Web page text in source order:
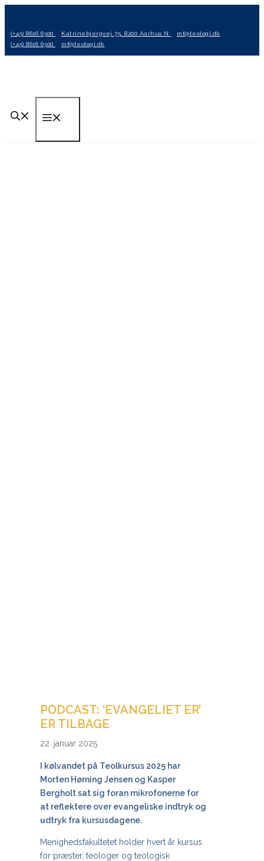
indhold
(+45) 8616 6300 Katrinebjergvej 75, 8200 Aarhus N
mf@teologi.dk
(+45) 8616 6300
mf@teologi.dk
PODCAST: ‘EVANGELIET ER’
ER TILBAGE
22. januar 2025
I kølvandet på Teolkursus 2025 har
Morten Hørning Jensen og Kasper
Bergholt sat sig foran mikrofonerne for
at reflektere over evangeliske indtryk og
udtryk fra kursusdagene.
Menighedsfakultetet holder hvert år kursus
for præster, teologer og teologisk